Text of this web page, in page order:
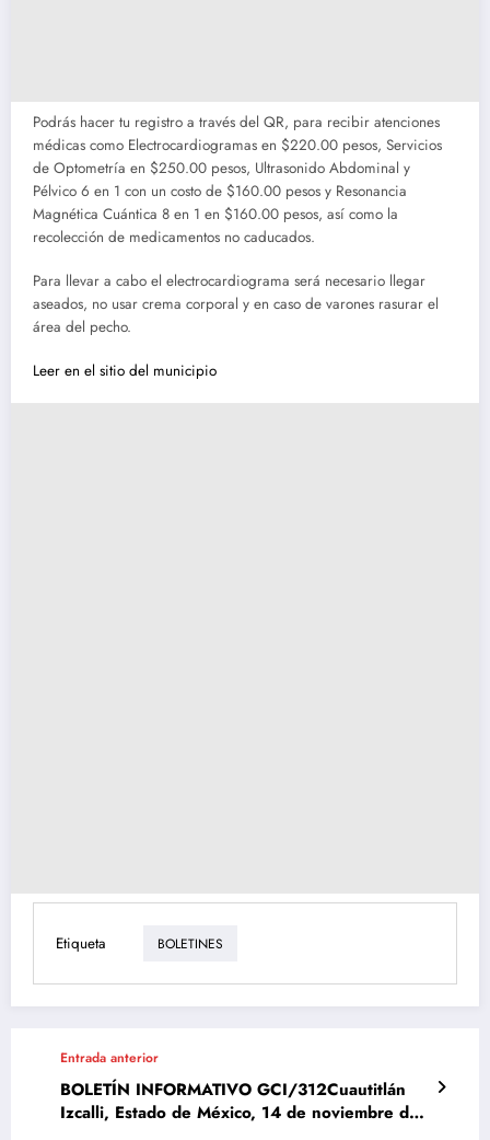
Podrás hacer tu registro a través del QR, para recibir atenciones
médicas como Electrocardiogramas en $220.00 pesos, Servicios
de Optometría en $250.00 pesos, Ultrasonido Abdominal y
Pélvico 6 en 1 con un costo de $160.00 pesos y Resonancia
Magnética Cuántica 8 en 1 en $160.00 pesos, así como la
recolección de medicamentos no caducados.
Para llevar a cabo el electrocardiograma será necesario llegar
aseados, no usar crema corporal y en caso de varones rasurar el
área del pecho.
Leer en el sitio del municipio
Etiqueta BOLETINES
Entrada anterior
BOLETÍN INFORMATIVO GCI/312Cuautitlán
Izcalli, Estado de México, 14 de noviembre del